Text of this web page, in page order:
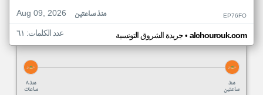
Aug 09, 2026
منذ ساعتين EP76FO
جريدة الشروق التونسية• alchourouk.com عدد الكلمات: ٦١
منذ ٨
ساعات
منذ
ساعتين